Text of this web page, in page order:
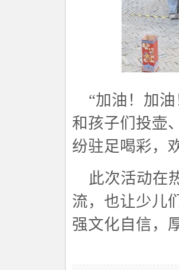
“加油！加油
和孩子们投壶
纷驻足喝彩，
此次活动在
流，也让少儿
强文化自信，